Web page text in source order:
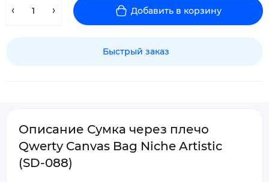
Добавить в корзину
Быстрый заказ
Описание Сумка через плечо
Qwerty Canvas Bag Niche Artistic
(SD-088)